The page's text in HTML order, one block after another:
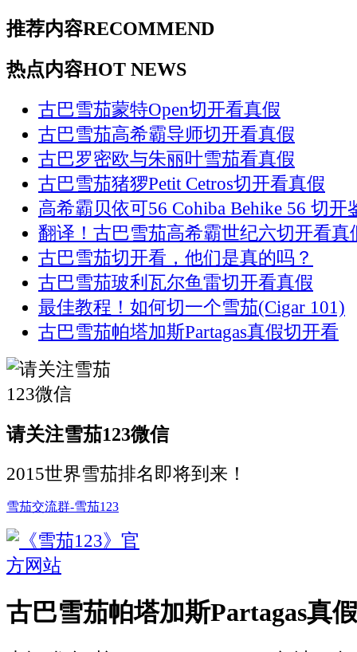
推荐内容RECOMMEND
热点内容HOT NEWS
古巴雪茄蒙特Open切开看真假
古巴雪茄高希霸导师切开看真假
古巴罗密欧与朱丽叶雪茄看真假
古巴雪茄猪猡Petit Cetros切开看真假
高希霸贝依可56 Cohiba Behike 56 切开
翻译！古巴雪茄高希霸世纪六切开看真
古巴雪茄切开看，他们是真的吗？
古巴雪茄玻利瓦尔鱼雷切开看真假
最佳教程！如何切一个雪茄(Cigar 101)
古巴雪茄帕塔加斯Partagas真假切开看
请关注雪茄123微信
2015世界雪茄排名即将到来！
雪茄交流群-雪茄123
古巴雪茄帕塔加斯Partagas真